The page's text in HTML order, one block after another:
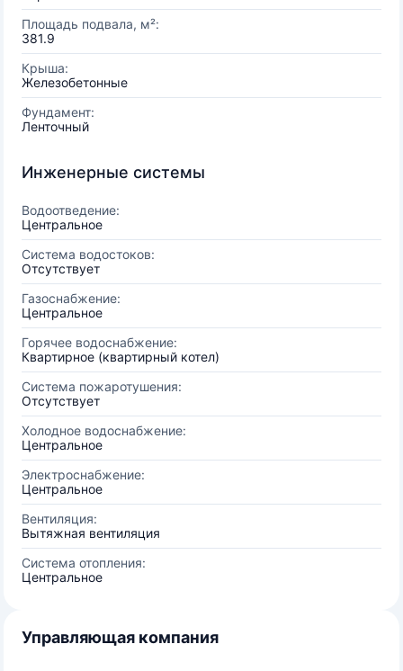
Площадь подвала, м²:
381.9
Крыша:
Железобетонные
Фундамент:
Ленточный
Инженерные системы
Водоотведение:
Центральное
Система водостоков:
Отсутствует
Газоснабжение:
Центральное
Горячее водоснабжение:
Квартирное (квартирный котел)
Система пожаротушения:
Отсутствует
Холодное водоснабжение:
Центральное
Электроснабжение:
Центральное
Вентиляция:
Вытяжная вентиляция
Система отопления:
Центральное
Управляющая компания